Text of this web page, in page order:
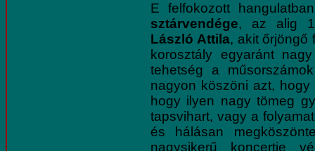
E felfokozott
sztárvendége, az alig
László Attila, akit őrjöngő
korosztály egyaránt
tehetség a
nagyon köszöni azt,
hogy ilyen nagy tömeg
tapsvihart, vagy a
és hálásan
nagysikerű koncertje